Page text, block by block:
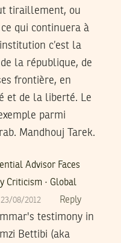
tiraillement, ou
qui continuera à
c’est la
la république, de
frontière, en
et de la liberté. Le
parmi
Mandhouj Tarek.
Advisor Faces
Criticism · Global
08/2012 Reply
testimony in
Bettibi (aka